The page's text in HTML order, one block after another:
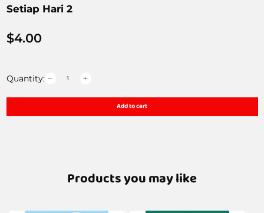
Setiap Hari 2
$4.00
Quantity:
Add to cart
Products you may like